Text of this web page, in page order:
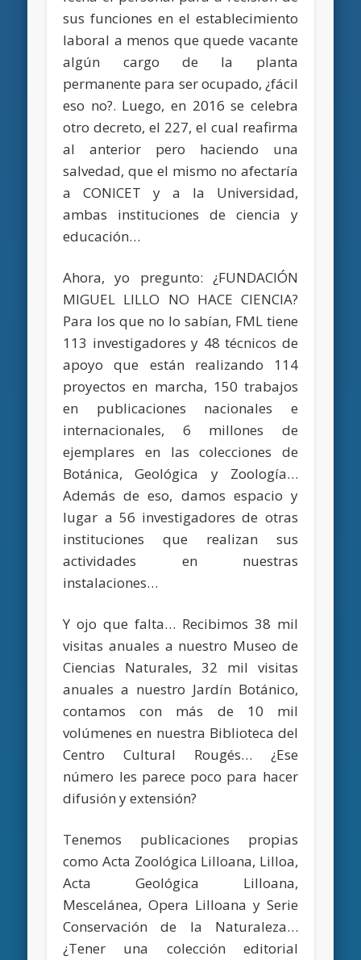
sus funciones en el establecimiento
laboral a menos que quede vacante
algún cargo de la planta
permanente para ser ocupado, ¿fácil
eso no?. Luego, en 2016 se celebra
otro decreto, el 227, el cual reafirma
al anterior pero haciendo una
salvedad, que el mismo no afectaría
a CONICET y a la Universidad,
ambas instituciones de ciencia y
educación…
Ahora, yo pregunto: ¿FUNDACIÓN
MIGUEL LILLO NO HACE CIENCIA?
Para los que no lo sabían, FML tiene
113 investigadores y 48 técnicos de
apoyo que están realizando 114
proyectos en marcha, 150 trabajos
en publicaciones nacionales e
internacionales, 6 millones de
ejemplares en las colecciones de
Botánica, Geológica y Zoología…
Además de eso, damos espacio y
lugar a 56 investigadores de otras
instituciones que realizan sus
actividades en nuestras
instalaciones…
Y ojo que falta… Recibimos 38 mil
visitas anuales a nuestro Museo de
Ciencias Naturales, 32 mil visitas
anuales a nuestro Jardín Botánico,
contamos con más de 10 mil
volúmenes en nuestra Biblioteca del
Centro Cultural Rougés… ¿Ese
número les parece poco para hacer
difusión y extensión?
Tenemos publicaciones propias
como Acta Zoológica Lilloana, Lilloa,
Acta Geológica Lilloana,
Mescelánea, Opera Lilloana y Serie
Conservación de la Naturaleza…
¿Tener una colección editorial